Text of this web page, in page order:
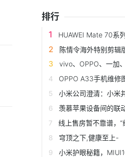
排行
HUAWEI Mate 70系列重
陈情令海外特别剪辑版和内
vivo、OPPO、一加、
OPPO A33手机维修图纸拆装机教程
小米公司澄清：小米
羡慕苹果设备间的联动？学会这4招
线上售房暂不靠谱，“线上租房”转
穹顶之下,健康至上-
小米护眼秘籍，MIUI10三种隐藏夜